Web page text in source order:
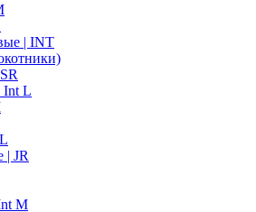
| INT
Int L
| JR
M